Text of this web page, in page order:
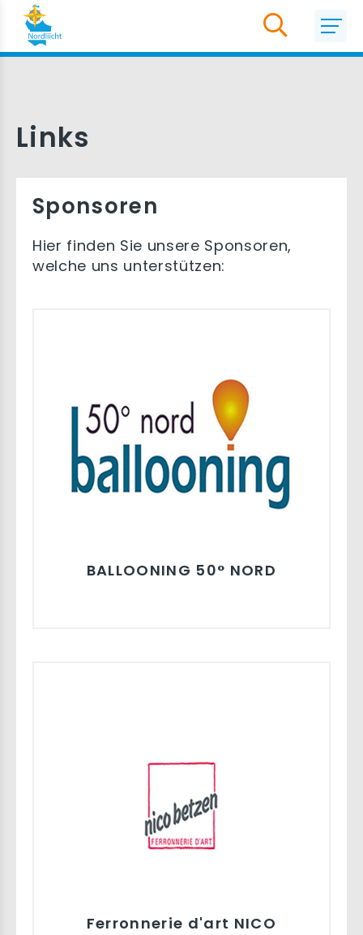
Links
Sponsoren
Hier finden Sie unsere Sponsoren,
welche uns unterstützen:
BALLOONING 50° NORD
Ferronnerie d'art NICO